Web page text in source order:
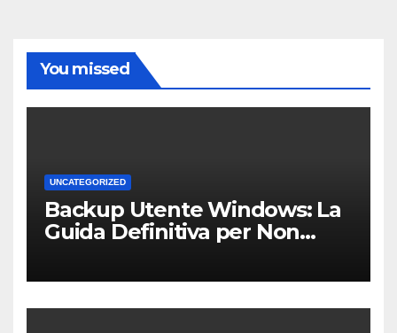
You missed
UNCATEGORIZED
Backup Utente Windows: La
Guida Definitiva per Non
Casa o dell’Ufficio